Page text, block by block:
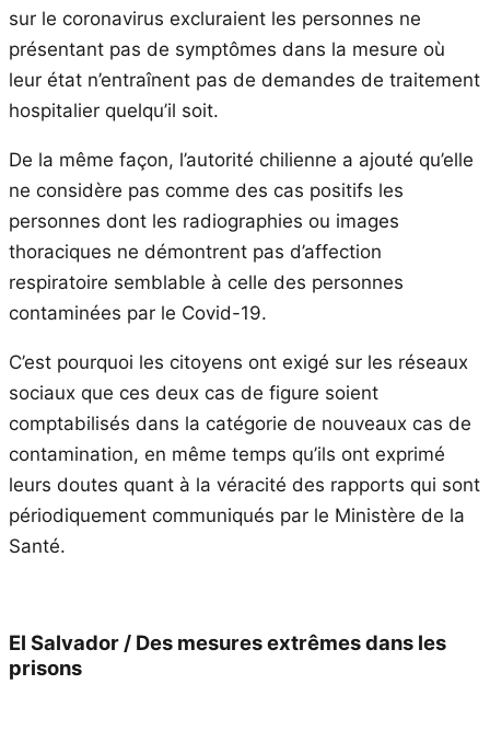
sur le coronavirus excluraient les personnes ne
présentant pas de symptômes dans la mesure où
leur état n’entraînent pas de demandes de traitement
hospitalier quelqu’il soit.
De la même façon, l’autorité chilienne a ajouté qu’elle
ne considère pas comme des cas positifs les
personnes dont les radiographies ou images
thoraciques ne démontrent pas d’affection
respiratoire semblable à celle des personnes
contaminées par le Covid-19.
C’est pourquoi les citoyens ont exigé sur les réseaux
sociaux que ces deux cas de figure soient
comptabilisés dans la catégorie de nouveaux cas de
contamination, en même temps qu’ils ont exprimé
leurs doutes quant à la véracité des rapports qui sont
périodiquement communiqués par le Ministère de la
Santé.
El Salvador / Des mesures extrêmes dans les
prisons